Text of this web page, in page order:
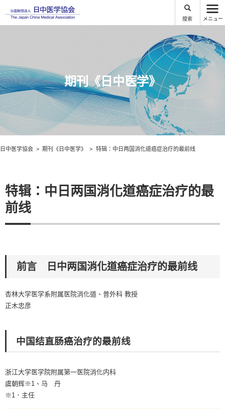
搜索 メニュー
期刊《日中医学》
日中医学協会 期刊《日中医学》 特辑：中日两国消化道癌症治疗的最前线
特辑：中日两国消化道癌症治疗的最
前线
前言 日中两国消化道癌症治疗的最前线
杏林大学医学系附属医院消化道、普外科 教授
正木忠彦
中国结直肠癌治疗的最前线
浙江大学医学院附属第一医院消化内科
虞朝辉※1、马 丹
※1．主任